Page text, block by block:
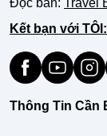
Kết bạn với TÔI:
Thông Tin Cần